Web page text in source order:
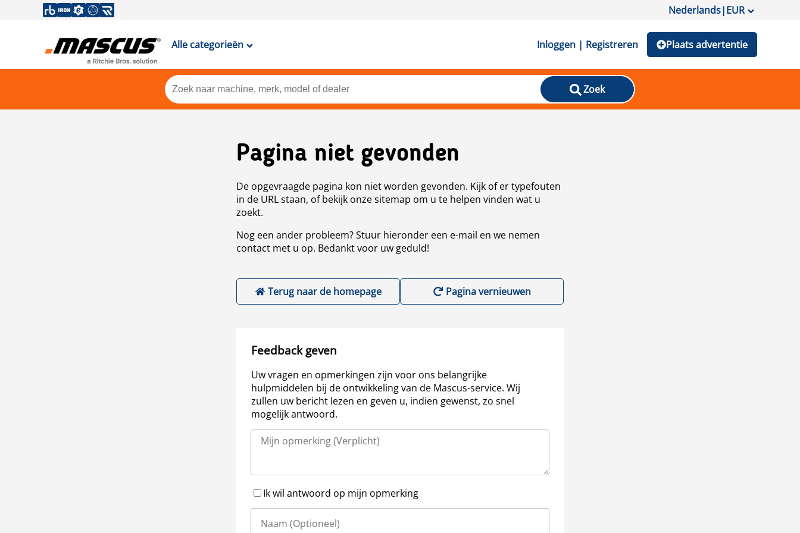
Nederlands|EUR
Alle categorieën Inloggen | Registreren Plaats advertentie
Zoek
Pagina niet gevonden
De opgevraagde pagina kon niet worden gevonden. Kijk of er typefouten
in de URL staan, of bekijk onze sitemap om u te helpen vinden wat u
zoekt.
Nog een ander probleem? Stuur hieronder een e-mail en we nemen
contact met u op. Bedankt voor uw geduld!
Terug naar de homepage Pagina vernieuwen
Feedback geven
Uw vragen en opmerkingen zijn voor ons belangrijke
hulpmiddelen bij de ontwikkeling van de Mascus-service. Wij
zullen uw bericht lezen en geven u, indien gewenst, zo snel
mogelijk antwoord.
Ik wil antwoord op mijn opmerking